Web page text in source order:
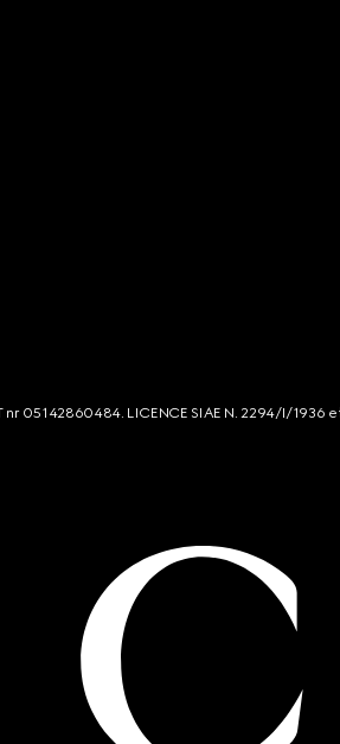
nr 05142860484. LICENCE SIAE N. 2294/I/1936